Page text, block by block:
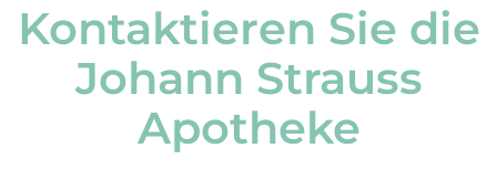
Kontaktieren Sie die
Johann Strauss
Apotheke